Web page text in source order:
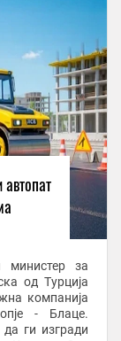
министер за
од Турција
компанија
- Блаце.
ги изгради